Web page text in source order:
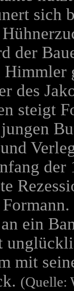
sich
der
des
steigt
der
ein
mit
(Quelle: